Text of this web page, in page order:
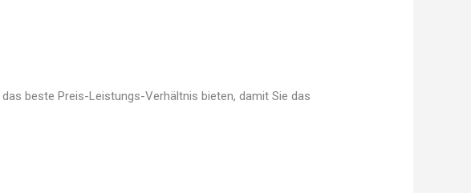
beste Preis-Leistungs-Verhältnis bieten, damit Sie das